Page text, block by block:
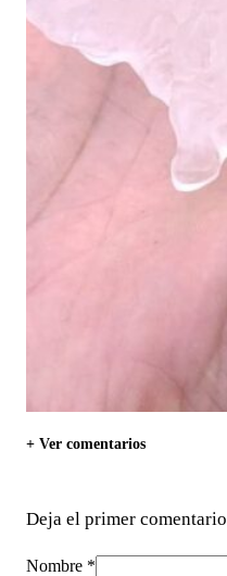
+ Ver comentarios
Deja el primer comentario
Nombre *